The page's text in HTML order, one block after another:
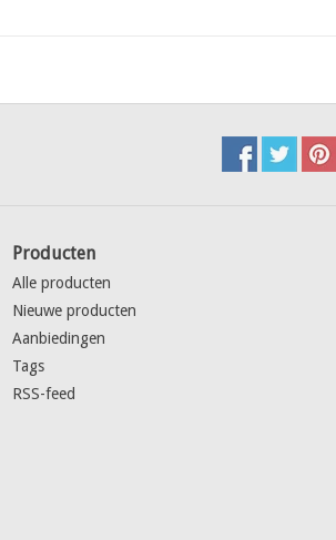
Producten
Alle producten
Nieuwe producten
Aanbiedingen
Tags
RSS-feed